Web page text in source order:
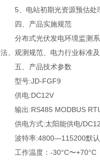
5、电站初期光资源预估处
四、产品实施规范
分布式光伏发电环境监测系
法、观测规范、电力行业标准
五、产品技术参数
型号:JD-FGF9
供电:DC12V
输出:RS485 MODBUS
供电方式:太阳能供电/
波特率:4800—115200默认
工作温度：-30°C〜+70°C